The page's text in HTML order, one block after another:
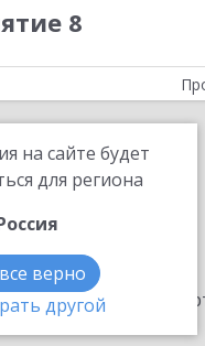
8
на сайте будет
для региона
верно
другой
фирмы 1С